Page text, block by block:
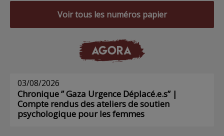
Voir tous les numéros papier
AGORA
03/08/2026
Chronique ” Gaza Urgence Déplacé.e.s” |
Compte rendus des ateliers de soutien
psychologique pour les femmes